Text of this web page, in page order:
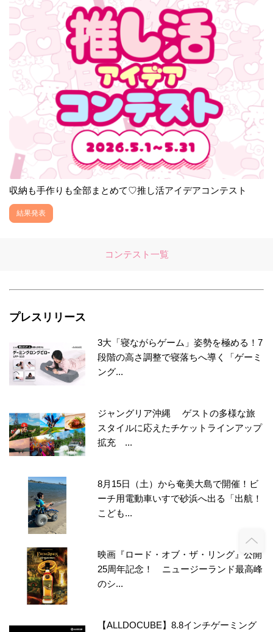
収納も手作りも全部まとめて♡推し活アイデアコンテスト
結果発表
コンテスト一覧
プレスリリース
3大「寝ながらゲーム」姿勢を極める！7
段階の高さ調整で寝落ちへ導く「ゲーミ
ング...
ジャングリア沖縄 ゲストの多様な旅
スタイルに応えたチケットラインアップ
拡充 ...
8月15日（土）から奄美大島で開催！ビ
ーチ用電動車いすで砂浜へ出る「出航！
こども...
映画『ロード・オブ・ザ・リング』公開
25周年記念！ ニュージーランド最高峰
のシ...
【ALLDOCUBE】8.8インチゲーミング